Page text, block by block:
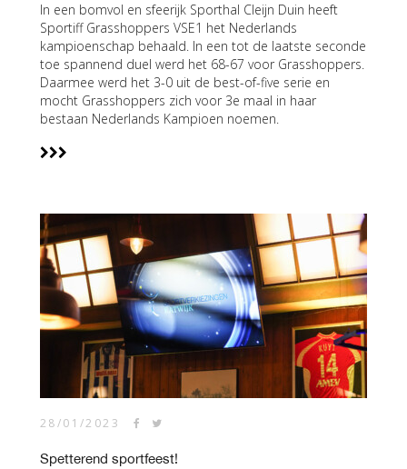
In een bomvol en sfeerijk Sporthal Cleijn Duin heeft
Sportiff Grasshoppers VSE1 het Nederlands
kampioenschap behaald. In een tot de laatste seconde
toe spannend duel werd het 68-67 voor Grasshoppers.
Daarmee werd het 3-0 uit de best-of-five serie en
mocht Grasshoppers zich voor 3e maal in haar
bestaan Nederlands Kampioen noemen.
28/01/2023
Spetterend sportfeest!